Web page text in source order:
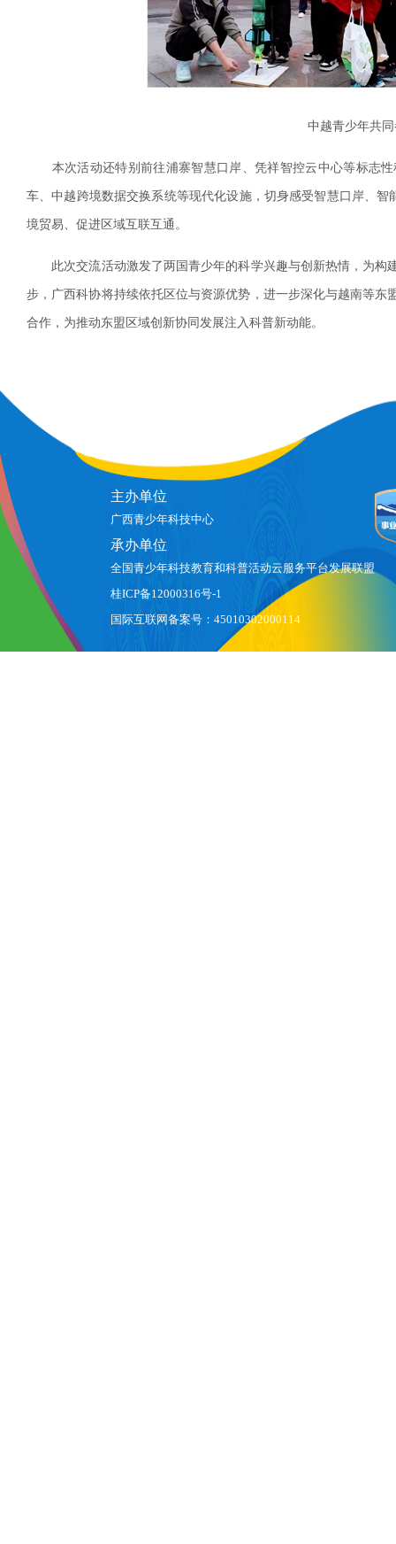
中越青少年共
本次活动还特别前往浦寨智慧口岸、凭祥智控云中心等标志性
车、中越跨境数据交换系统等现代化设施，切身感受智慧口岸、
境贸易、促进区域互联互通。
此次交流活动激发了两国青少年的科学兴趣与创新热情，为构
步，广西科协将持续依托区位与资源优势，进一步深化与越南等
合作，为推动东盟区域创新协同发展注入科普新动能。
主办单位
广西青少年科技中心
承办单位
全国青少年科技教育和科普活动云服务平台发展联盟
桂ICP备12000316号-1
国际互联网备案号：45010302000114